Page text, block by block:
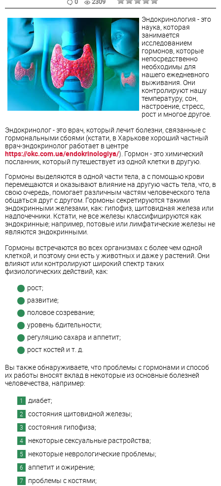
Эндокринология - это
наука, которая
занимается
исследованием
гормонов, которые
непосредственно
необходимы для
нашего ежедневного
выживания. Они
контролируют нашу
температуру, сон,
настроение, стресс,
рост и многое другое.
Эндокринолог - это врач, который лечит болезни, связанные с
гормональными сбоями (кстати, в Харькове хороший частный
врач-эндокринолог работает в центре
https://okc.com.ua/endokrinologiya/). Гормон - это химический
посланник, который путешествует из одной клетки в другую.
Гормоны выделяются в одной части тела, а с помощью крови
перемещаются и оказывают влияние на другую часть тела, что, в
свою очередь, помогает различным частям человеческого тела
общаться друг с другом. Гормоны секретируются такими
эндокринными железами, как: гипофиз, щитовидная железа или
надпочечники. Кстати, не все железы классифицируются как
эндокринные; например, потовые или лимфатические железы не
являются эндокринными.
Гормоны встречаются во всех организмах с более чем одной
клеткой, и поэтому они есть у животных и даже у растений. Они
влияют или контролируют широкий спектр таких
физиологических действий, как:
рост;
развитие;
половое созревание;
уровень бдительности;
регуляцию сахара и аппетит;
рост костей и т. д.
Вы также обнаруживаете, что проблемы с гормонами и способ
их работы вносят вклад в некоторые из основные болезней
человечества, например:
диабет;
состояния щитовидной железы;
состояния гипофиза;
некоторые сексуальные растройства;
некоторые неврологические проблемы;
аппетит и ожирение;
проблемы с костями;